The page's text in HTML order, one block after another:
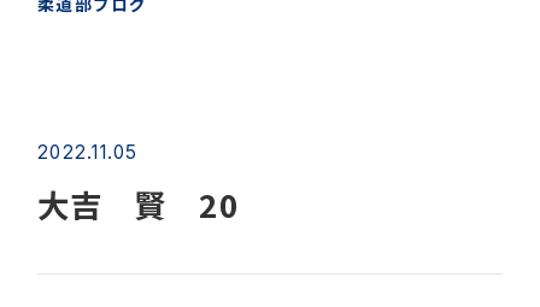
2022.11.05
大吉 賢 20